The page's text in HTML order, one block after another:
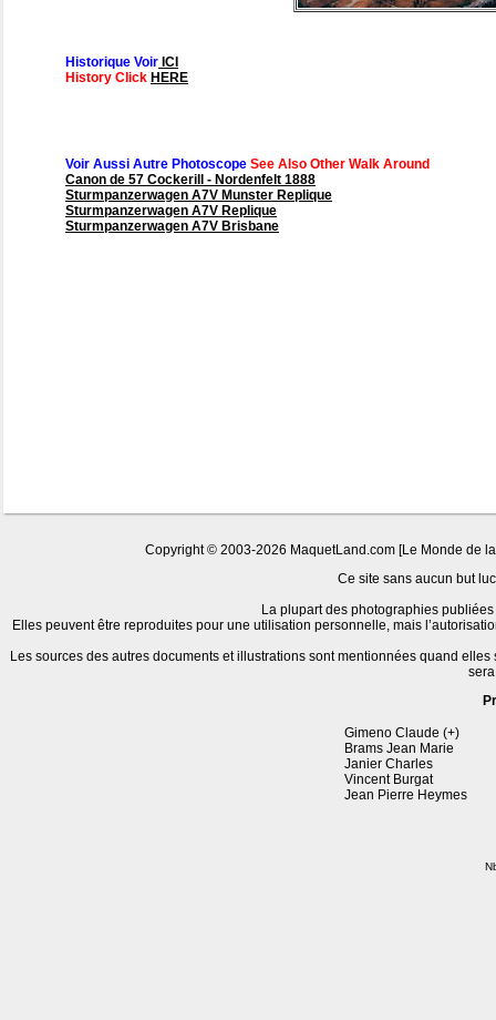
Historique Voir ICI
History Click HERE
Voir Aussi Autre Photoscope See Also Other Walk Around
Canon de 57 Cockerill - Nordenfelt 1888
Sturmpanzerwagen A7V Munster Replique
Sturmpanzerwagen A7V Replique
Sturmpanzerwagen A7V Brisbane
Copyright © 2003-2026 MaquetLand.com [Le Monde de
Ce site sans aucun but
La plupart des photographies
Elles peuvent être reproduites pour une utilisation personnelle, mais
Les sources des autres documents et illustrations sont mentionnées quand
Gimeno Claude (+)
Brams Jean Marie
Janier Charles
Vincent Burgat
Jean Pierre Heymes